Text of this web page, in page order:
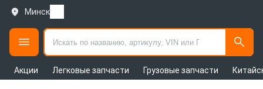
Минск
Акции Легковые запчасти Грузовые запчасти